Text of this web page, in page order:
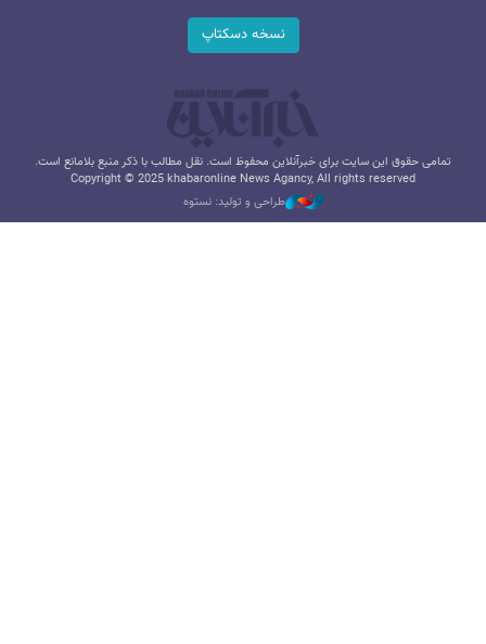
نسخه دسکتاپ
تمامی حقوق این سایت برای خبرآنلاین محفوظ است. نقل مطالب با ذکر منبع بلامانع است.
Copyright © 2025 khabaronline News Agancy, All rights reserved
طراحی و تولید: نستوه